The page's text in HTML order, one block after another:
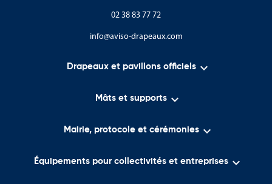
02 38 83 77 72
info@aviso-drapeaux.com
Drapeaux et pavillons officiels 
Mâts et supports 
Mairie, protocole et cérémonies 
Équipements pour collectivités et entreprises 